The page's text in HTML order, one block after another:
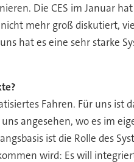
Die CES im Januar
mehr groß diskutiert,
hat es eine sehr starke
Fahren. Für uns ist
angesehen, wo es im
ist die Rolle des
wird: Es will